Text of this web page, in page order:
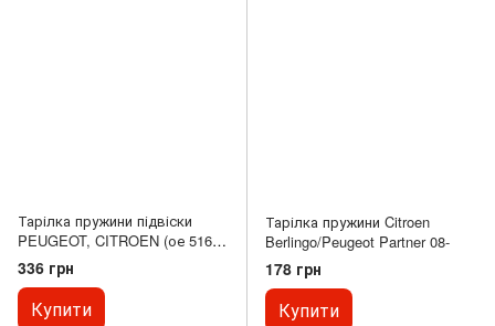
Тарілка пружини підвіски
PEUGEOT, CITROEN (ое 5164
36) задн. (вир-во FEBI)
336 грн
Купити
Тарілка пружини Citroen
Berlingo/Peugeot Partner 08-
178 грн
Купити